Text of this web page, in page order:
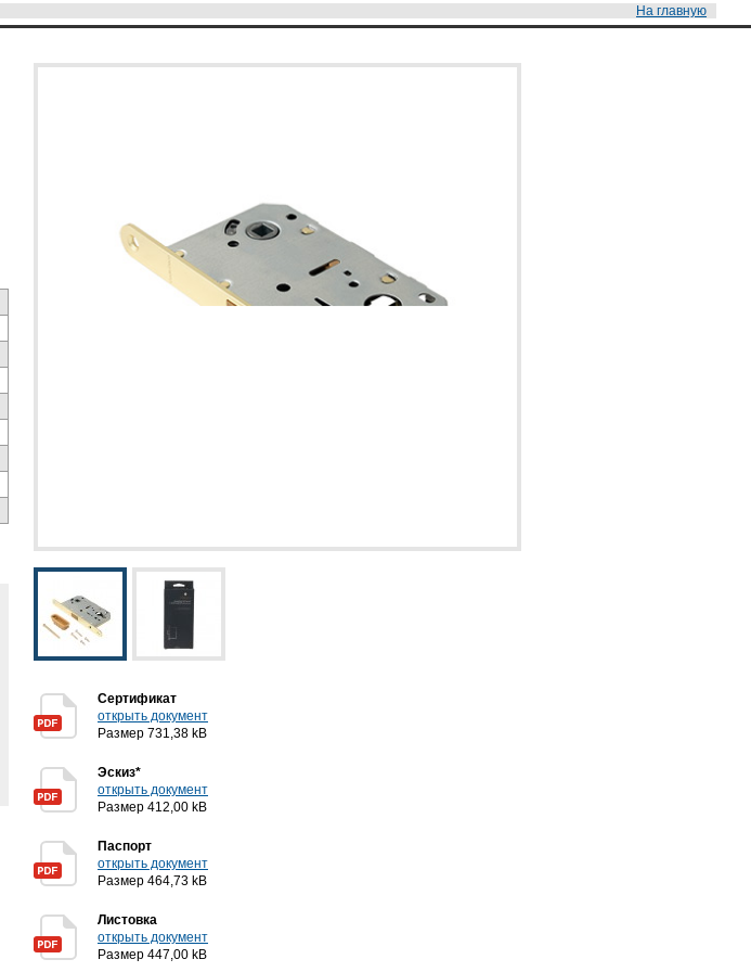
На главную
Сертификат
открыть документ
Размер 731,38 kB
Эскиз*
открыть документ
Размер 412,00 kB
Паспорт
открыть документ
Размер 464,73 kB
Листовка
открыть документ
Размер 447,00 kB